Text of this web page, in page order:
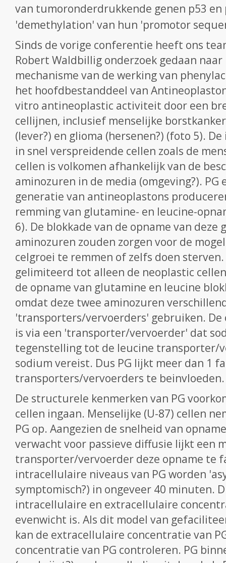
van tumoronderdrukkende genen p53 en
'demethylation' van hun 'promotor
Sinds de vorige conferentie heeft ons
Robert Waldbillig onderzoek gedaan
mechanisme van de werking van
het hoofdbestanddeel van
vitro antineoplastic activiteit door een
cellijnen, inclusief menselijke
(lever?) en glioma (hersenen?) (foto 5).
in snel verspreidende cellen zoals de
cellen is volkomen afhankelijk van de
aminozuren in de media (omgeving?). PG
generatie van antineoplastons
remming van glutamine- en leucine-
6). De blokkade van de opname van deze
aminozuren zouden zorgen voor de
celgroei te remmen of zelfs doen
gelimiteerd tot alleen de neoplastic
de opname van glutamine en leucine
omdat deze twee aminozuren
'transporters/vervoerders' gebruiken.
is via een 'transporter/vervoerder' dat
tegenstelling tot de leucine transporter/
sodium vereist. Dus PG lijkt meer dan 1
transporters/vervoerders te beinvloeden.
De structurele kenmerken van PG
cellen ingaan. Menselijke (U-87) cellen
PG op. Aangezien de snelheid van
verwacht voor passieve diffusie lijkt een
transporter/vervoerder deze opname te
intracellulaire niveaus van PG worden
symptomisch?) in ongeveer 40 minuten.
intracellulaire en extracellulaire
evenwicht is. Als dit model van
kan de extracellulaire concentratie van
concentratie van PG controleren. PG